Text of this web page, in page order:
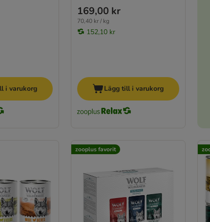
i varukorg
169,00 kr
70,40 kr / kg
152,10 kr
Lägg till i varukorg
zooplus favorit